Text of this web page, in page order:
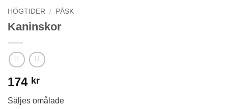
HÖGTIDER / PÅSK
Kaninskor
174 kr
Säljes omålade